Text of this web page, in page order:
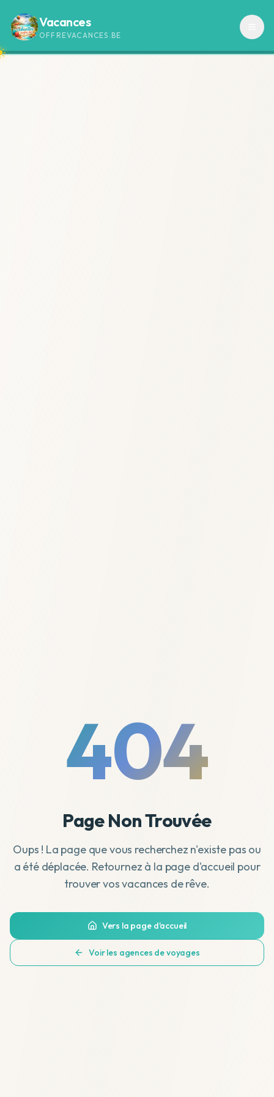
Vacances
OFFREVACANCES.BE
404
Page Non Trouvée
Oups ! La page que vous recherchez n'existe pas ou
a été déplacée. Retournez à la page d'accueil pour
trouver vos vacances de rêve.
Vers la page d'accueil
Voir les agences de voyages